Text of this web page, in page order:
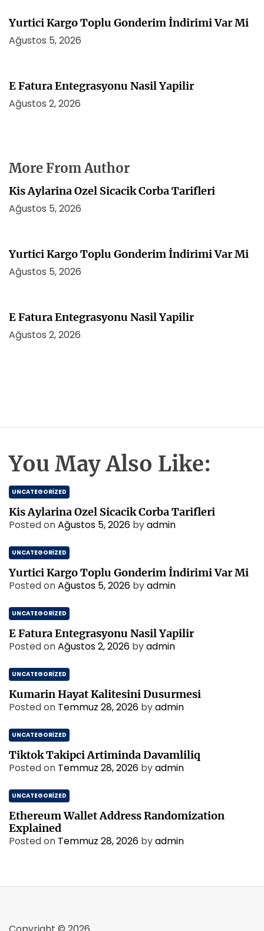
Yurtici Kargo Toplu Gonderim İndirimi Var Mi
Ağustos 5, 2026
E Fatura Entegrasyonu Nasil Yapilir
Ağustos 2, 2026
More From Author
Kis Aylarina Ozel Sicacik Corba Tarifleri
Ağustos 5, 2026
Yurtici Kargo Toplu Gonderim İndirimi Var Mi
Ağustos 5, 2026
E Fatura Entegrasyonu Nasil Yapilir
Ağustos 2, 2026
You May Also Like:
UNCATEGORIZED
Kis Aylarina Ozel Sicacik Corba Tarifleri
Posted onAğustos 5, 2026 byadmin
UNCATEGORIZED
Yurtici Kargo Toplu Gonderim İndirimi Var Mi
Posted onAğustos 5, 2026 byadmin
UNCATEGORIZED
E Fatura Entegrasyonu Nasil Yapilir
Posted onAğustos 2, 2026 byadmin
UNCATEGORIZED
Kumarin Hayat Kalitesini Dusurmesi
Posted on Temmuz 28, 2026 byadmin
UNCATEGORIZED
Tiktok Takipci Artiminda Davamliliq
Posted on Temmuz 28, 2026 byadmin
UNCATEGORIZED
Ethereum Wallet Address Randomization
Explained
Posted on Temmuz 28, 2026 byadmin